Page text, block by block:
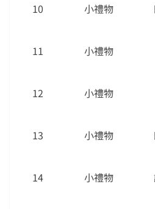
10
小禮物
11
小禮物
12
小禮物
13
小禮物
14
小禮物